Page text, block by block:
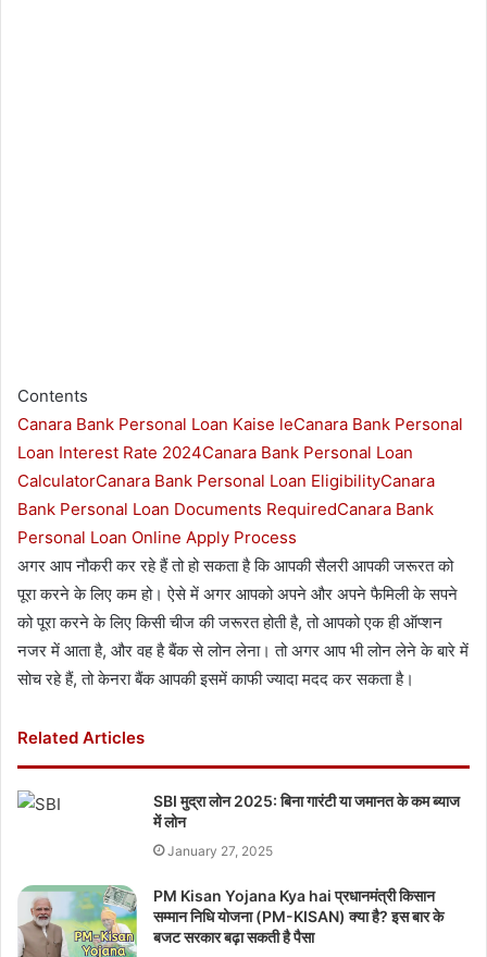
Contents
Canara Bank Personal Loan Kaise leCanara Bank Personal
Loan Interest Rate 2024Canara Bank Personal Loan
CalculatorCanara Bank Personal Loan EligibilityCanara
Bank Personal Loan Documents RequiredCanara Bank
Personal Loan Online Apply Process
अगर आप नौकरी कर रहे हैं तो हो सकता है कि आपकी सैलरी आपकी जरूरत को
पूरा करने के लिए कम हो। ऐसे में अगर आपको अपने और अपने फैमिली के सपने
को पूरा करने के लिए किसी चीज की जरूरत होती है, तो आपको एक ही ऑप्शन
नजर में आता है, और वह है बैंक से लोन लेना। तो अगर आप भी लोन लेने के बारे में
सोच रहे हैं, तो केनरा बैंक आपकी इसमें काफी ज्यादा मदद कर सकता है।
Related Articles
SBI मुद्रा लोन 2025: बिना गारंटी या जमानत के कम ब्याज
में लोन
January 27, 2025
PM Kisan Yojana Kya hai प्रधानमंत्री किसान
सम्मान निधि योजना (PM-KISAN) क्या है? इस बार के
बजट सरकार बढ़ा सकती है पैसा